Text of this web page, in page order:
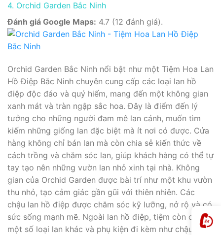
4. Orchid Garden Bắc Ninh
Đánh giá Google Maps: 4.7 (12 đánh giá).
Orchid Garden Bắc Ninh nổi bật như một Tiệm Hoa Lan
Hồ Điệp Bắc Ninh chuyên cung cấp các loại lan hồ
điệp độc đáo và quý hiếm, mang đến một không gian
xanh mát và tràn ngập sắc hoa. Đây là điểm đến lý
tưởng cho những người đam mê lan cảnh, muốn tìm
kiếm những giống lan đặc biệt mà ít nơi có được. Cửa
hàng không chỉ bán lan mà còn chia sẻ kiến thức về
cách trồng và chăm sóc lan, giúp khách hàng có thể tự
tay tạo nên những vườn lan nhỏ xinh tại nhà. Không
gian của Orchid Garden được bài trí như một khu vườn
thu nhỏ, tạo cảm giác gần gũi với thiên nhiên. Các
chậu lan hồ điệp được chăm sóc kỹ lưỡng, nở rộ và có
sức sống mạnh mẽ. Ngoài lan hồ điệp, tiệm còn có
một số loại lan khác và phụ kiện đi kèm như chậu, giá